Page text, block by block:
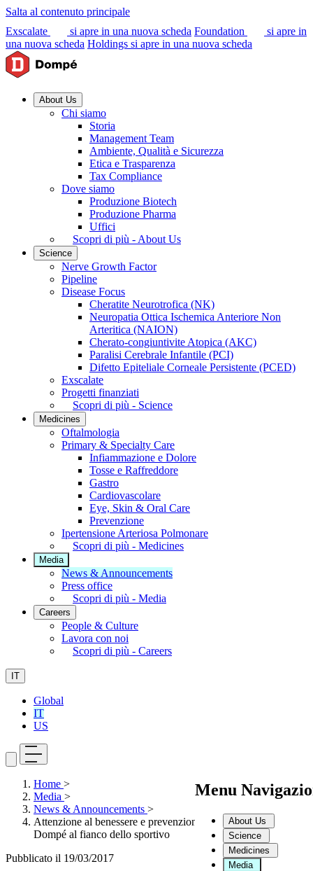
Salta al contenuto principale
Exscalate
si apre in una nuova scheda Foundation
si apre in
una nuova scheda Holdings si apre in una nuova scheda
About Us
Chi siamo
Storia
Management Team
Ambiente, Qualità e Sicurezza
Etica e Trasparenza
Tax Compliance
Dove siamo
Produzione Biotech
Produzione Pharma
Uffici
Scopri di più - About Us
Science
Nerve Growth Factor
Pipeline
Disease Focus
Cheratite Neurotrofica (NK)
Neuropatia Ottica Ischemica Anteriore Non
Arteritica (NAION)
Cherato-congiuntivite Atopica (AKC)
Paralisi Cerebrale Infantile (PCI)
Difetto Epiteliale Corneale Persistente (PCED)
Exscalate
Progetti finanziati
Scopri di più - Science
Medicines
Oftalmologia
Primary & Specialty Care
Infiammazione e Dolore
Tosse e Raffreddore
Gastro
Cardiovascolare
Eye, Skin & Oral Care
Prevenzione
Ipertensione Arteriosa Polmonare
Scopri di più - Medicines
Media
News & Announcements
Press office
Scopri di più - Media
Careers
People & Culture
Lavora con noi
Scopri di più - Careers
IT
Global
IT
US
Menu
About Us
Science
Medicines
Media
Home >
Media >
News & Announcements >
Attenzione al benessere e prevenzione continua, l’impegno
Dompé al fianco dello sportivo
Pubblicato il 19/03/2017